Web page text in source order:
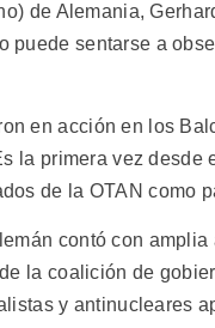
de Alemania,
puede sentarse a
en acción en los
la primera vez
de la OTAN como
contó con
la coalición de
y antinucleares